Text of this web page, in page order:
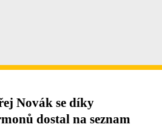
Novák se díky
dostal na seznam